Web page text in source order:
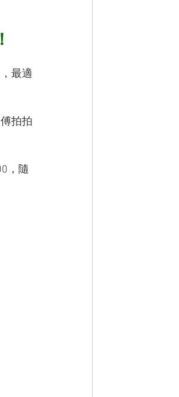
最適
拍拍
，隨